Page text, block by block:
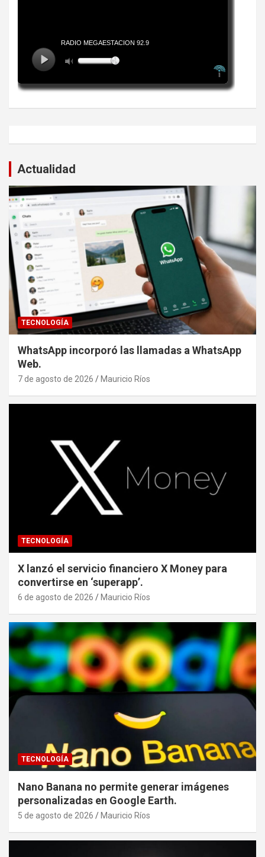
Actualidad
TECNOLOGÍA
WhatsApp incorporó las llamadas a WhatsApp
Web.
7 de agosto de 2026 Mauricio Ríos
TECNOLOGÍA
X lanzó el servicio financiero X Money para
convertirse en ‘superapp’.
6 de agosto de 2026 Mauricio Ríos
TECNOLOGÍA
Nano Banana no permite generar imágenes
personalizadas en Google Earth.
5 de agosto de 2026 Mauricio Ríos